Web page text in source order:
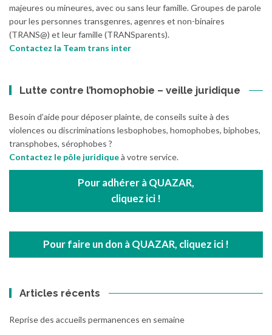
majeures ou mineures, avec ou sans leur famille. Groupes de parole
pour les personnes transgenres, agenres et non-binaires
(TRANS@) et leur famille (TRANSparents).
Contactez la Team trans inter
Lutte contre l’homophobie – veille juridique
Besoin d’aide pour déposer plainte, de conseils suite à des
violences ou discriminations lesbophobes, homophobes, biphobes,
transphobes, sérophobes ?
Contactez le pôle juridiqueà votre service.
Pour adhérer à QUAZAR,
cliquez ici !
Pour faire un don à QUAZAR, cliquez ici !
Articles récents
Reprise des accueils permanences en semaine